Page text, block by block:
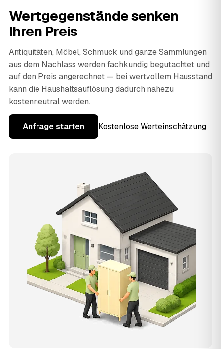
Wertgegenstände senken
Ihren Preis
Antiquitäten, Möbel, Schmuck und ganze Sammlungen
aus dem Nachlass werden fachkundig begutachtet und
auf den Preis angerechnet — bei wertvollem Hausstand
kann die Haushaltsauflösung dadurch nahezu
kostenneutral werden.
Anfrage starten Kostenlose Werteinschätzung